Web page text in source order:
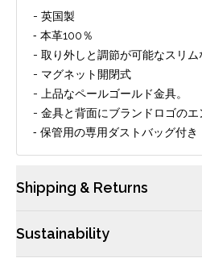
- 英国製
‐ 本革100％
- 取り外しと調節が可能なスリ
- マグネット開閉式
- 上品なペールゴールド金具。
- 金具と背面にブランドロゴのエ
‐ 保管用の専用ダストバッグ付き
Shipping & Returns
Sustainability